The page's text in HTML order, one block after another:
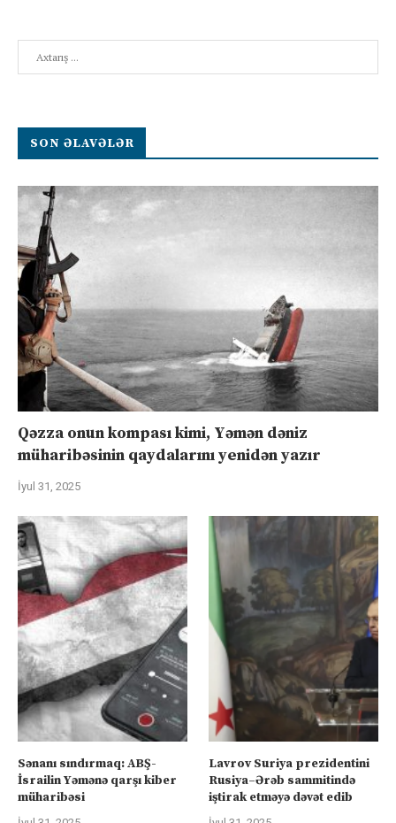
SON ƏLAVƏLƏR
Qəzza onun kompası kimi, Yəmən dəniz
müharibəsinin qaydalarını yenidən yazır
İyul 31, 2025
Sənanı sındırmaq: ABŞ-
İsrailin Yəmənə qarşı kiber
müharibəsi
Lavrov Suriya prezidentini
Rusiya–Ərəb sammitində
iştirak etməyə dəvət edib